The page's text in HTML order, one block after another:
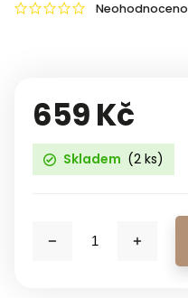
Neohodnoceno
659 Kč
Skladem (2 ks)